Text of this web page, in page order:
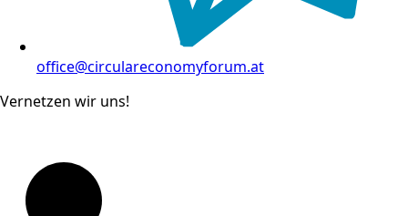
office@circulareconomyforum.at
Vernetzen wir uns!